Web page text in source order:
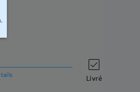
Livré